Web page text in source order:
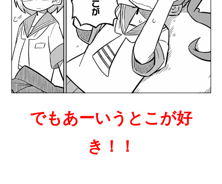
でもあーいうとこが好
き！！